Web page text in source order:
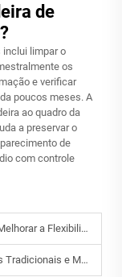
de
inclui limpar o
os
e verificar
poucos meses. A
ao quadro da
a preservar o
de
com controle
e a Força do Core?
de Corretor de Coluna?